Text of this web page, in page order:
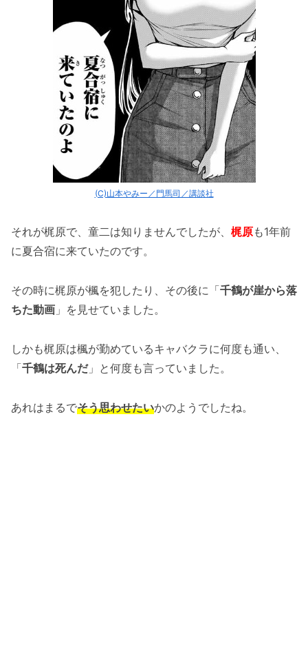
(C)山本やみー／門馬司／講談社
それが梶原で、童二は知りませんでしたが、 梶原も1年前
に夏合宿に来ていたのです。
その時に梶原が楓を犯したり、その後に「千鶴が崖から落
ちた動画 」を見せていました。
しかも梶原は楓が勤めているキャバクラに何度も通い、
「千鶴は死んだ」と何度も言っていました。
あれはまるでそう思わせたいかのようでしたね。